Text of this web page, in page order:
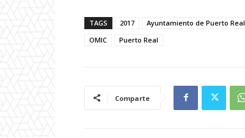
TAGS 2017 Ayuntamiento de Puerto Real
OMIC
Puerto Real
Comparte